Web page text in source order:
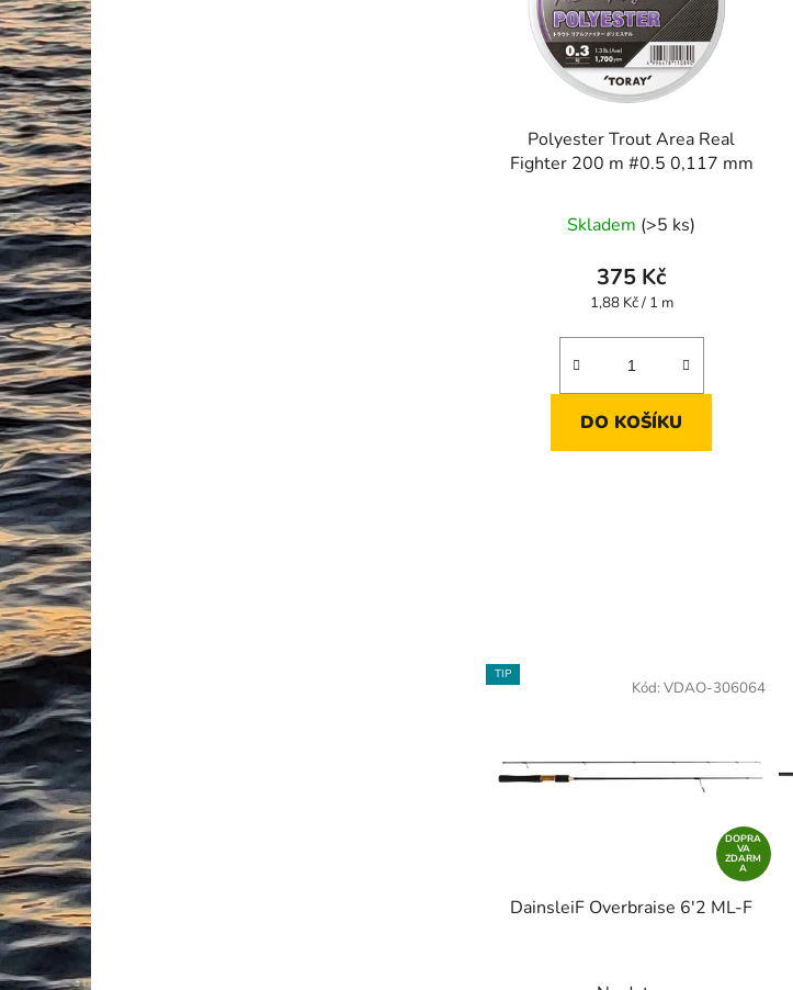
Polyester Trout Area Real
Fighter 200 m #0.5 0,117 mm
Skladem (>5 ks)
375 Kč
Měrná
1,88 Kč / 1 m
DO KOŠÍKU
TIP
DOPRA
VA
ZDARM
A
DainsleiF Overbraise 6'2 ML-F
Kód: VDAO-306064